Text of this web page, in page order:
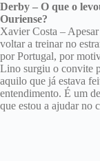
Derby – O que o
Ouriense?
Xavier Costa –
voltar a treinar no
por Portugal, por
Lino surgiu o convite
aquilo que já estava
entendimento. É um
que estou a ajudar no